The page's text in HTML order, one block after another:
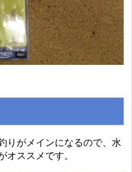
りがメインになるので、水
オススメです。